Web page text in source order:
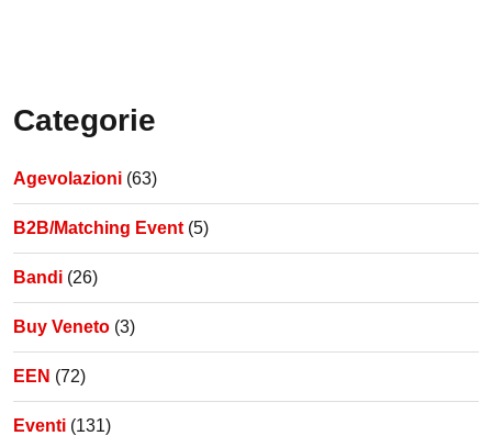
Categorie
Agevolazioni (63)
B2B/Matching Event (5)
Bandi (26)
Buy Veneto (3)
EEN (72)
Eventi (131)